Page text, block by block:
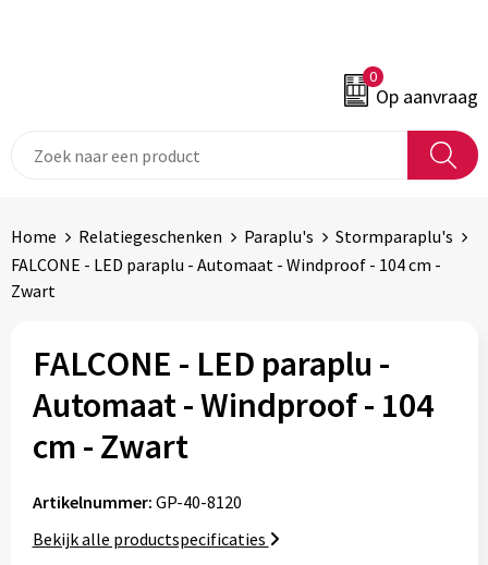
0
Op aanvraag
Home Relatiegeschenken Paraplu's
Stormparaplu's
FALCONE - LED paraplu - Automaat - Windproof - 104 cm -
Zwart
FALCONE - LED paraplu -
Automaat - Windproof - 104
cm - Zwart
Artikelnummer: GP-40-8120
Bekijk alle productspecificaties